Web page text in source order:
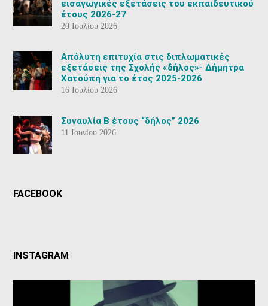
εισαγωγικές εξετάσεις του εκπαιδευτικού
έτους 2026-27
20 Ιουλίου 2026
Aπόλυτη επιτυχία στις διπλωματικές
εξετάσεις της Σχολής «δήλος»- Δήμητρα
Χατούπη για το έτος 2025-2026
16 Ιουλίου 2026
Συναυλία Β έτους “δήλος” 2026
11 Ιουνίου 2026
FACEBOOK
INSTAGRAM